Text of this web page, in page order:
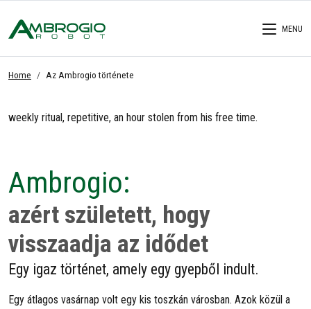
MENU
Home Az Ambrogio története
weekly ritual, repetitive, an hour stolen from his free time.
Ambrogio:
azért született, hogy
visszaadja az idődet
Egy igaz történet, amely egy gyepből indult.
Egy átlagos vasárnap volt egy kis toszkán városban. Azok közül a